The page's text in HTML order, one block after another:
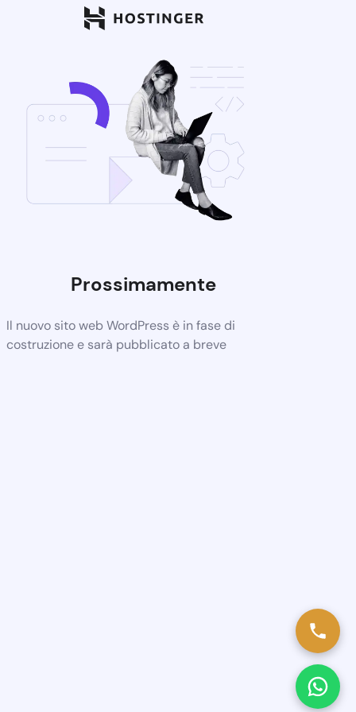
Prossimamente
Il nuovo sito web WordPress è in fase di
costruzione e sarà pubblicato a breve